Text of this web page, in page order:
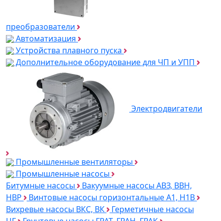
преобразователи
Автоматизация
Устройства плавного пуска
Дополнительное оборудование для ЧП и УПП
Электродвигатели
Промышленные вентиляторы
Промышленные насосы
Битумные насосы
Вакуумные насосы АВЗ, ВВН,
НВР
Винтовые насосы горизонтальные А1, Н1В
Вихревые насосы ВКС, ВК
Герметичные насосы